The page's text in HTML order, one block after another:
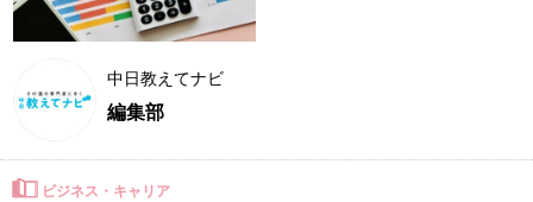
中日教えてナビ
編集部
ビジネス・キャリア